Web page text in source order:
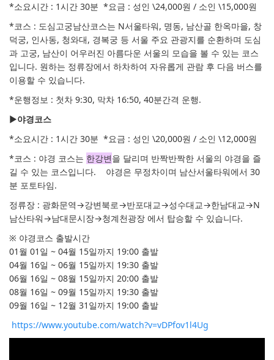
*소요시간 : 1시간 30분 *요금 : 성인 \24,000원 / 소인 \15,000원
*코스 : 도심고궁남산코스는 N서울타워, 명동, 남산골 한옥마을, 창
덕궁, 인사동, 청와대, 경복궁 등 서울 주요 관광지를 순환하며 도심
과 고궁, 남산이 어우러진 아름다운 서울의 모습을 볼 수 있는 코스
입니다. 원하는 정류장에서 하차하여 자유롭게 관람 후 다음 버스를
이용할 수 있습니다.
*운행정보 : 첫차 9:30, 막차 16:50, 40분간격 운행.
▶야경코스
*소요시간 : 1시간 30분 *요금 : 성인 \20,000원 / 소인 \12,000원
*코스 : 야경 코스는 한강변을 달리며 반짝반짝한 서울의 야경을 즐
길 수 있는 코스입니다. 야경은 무정차이며 남산서울타워에서 30
분 포토타임.
정류장 : 광화문역→강변북로→반포대교→성수대교→한남대교→N
남산타워→남대문시장→청계천광장 에서 탑승할 수 있습니다.
※ 야경코스 출발시간
01월 01일 ~ 04월 15일까지 19:00 출발
04월 16일 ~ 06월 15일까지 19:30 출발
06월 16일 ~ 08월 15일까지 20:00 출발
08월 16일 ~ 09월 15일까지 19:30 출발
09월 16일 ~ 12월 31일까지 19:00 출발
https://www.youtube.com/watch?v=vDPfov1l4Ug